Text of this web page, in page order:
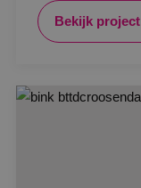
Bekijk project